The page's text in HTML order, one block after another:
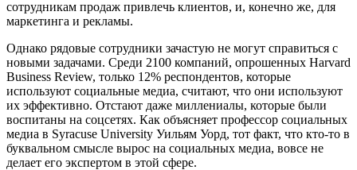
сотрудникам продаж привлечь клиентов, и, конечно же, для
маркетинга и рекламы.
Однако рядовые сотрудники зачастую не могут справиться с
новыми задачами. Среди 2100 компаний, опрошенных Harvard
Business Review, только 12% респондентов, которые
используют социальные медиа, считают, что они используют
их эффективно. Отстают даже миллениалы, которые были
воспитаны на соцсетях. Как объясняет профессор социальных
медиа в Syracuse University Уильям Уорд, тот факт, что кто-то в
буквальном смысле вырос на социальных медиа, вовсе не
делает его экспертом в этой сфере.